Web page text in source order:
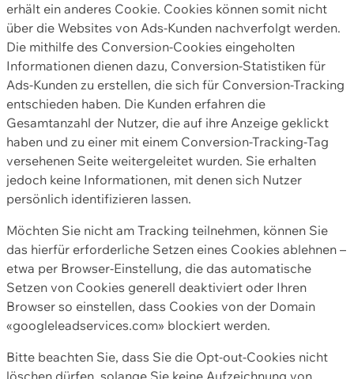
erhält ein anderes Cookie. Cookies können somit nicht
über die Websites von Ads-Kunden nachverfolgt werden.
Die mithilfe des Conversion-Cookies eingeholten
Informationen dienen dazu, Conversion-Statistiken für
Ads-Kunden zu erstellen, die sich für Conversion-Tracking
entschieden haben. Die Kunden erfahren die
Gesamtanzahl der Nutzer, die auf ihre Anzeige geklickt
haben und zu einer mit einem Conversion-Tracking-Tag
versehenen Seite weitergeleitet wurden. Sie erhalten
jedoch keine Informationen, mit denen sich Nutzer
persönlich identifizieren lassen.
Möchten Sie nicht am Tracking teilnehmen, können Sie
das hierfür erforderliche Setzen eines Cookies ablehnen –
etwa per Browser-Einstellung, die das automatische
Setzen von Cookies generell deaktiviert oder Ihren
Browser so einstellen, dass Cookies von der Domain
«googleleadservices.com» blockiert werden.
Bitte beachten Sie, dass Sie die Opt-out-Cookies nicht